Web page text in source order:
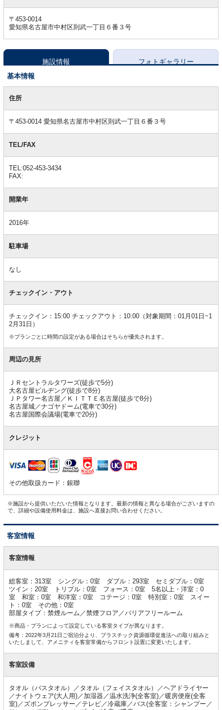
〒453-0014
愛知県名古屋市中村区則武一丁目６番３号
施設情報
フォトギャラリー
基本情報
本住所
〒453-0014 愛知県名古屋市中村区則武一丁目６番３号
TEL/FAX
TEL:052-453-3434
FAX:
開業年
2016年
駐車場
なし
チェックイン・アウト
チェックイン：15:00 チェックアウト：10:00（対象期間：01月01日~1
2月31日）
※プランごとに時間の設定がある場合はそちらが優先されます。
周辺の見所
ＪＲセントラルタワーズ(徒歩で5分)
大名古屋ビルヂング(徒歩で8分)
ＪＰタワー名古屋／ＫＩＴＴＥ名古屋(徒歩で8分)
名古屋城／ナゴヤドーム(電車で30分)
名古屋国際会議場(電車で20分)
クレジット
その他取扱カード：銀聯
※施設から提供いただいた情報となります。最新の情報と異なる場合がございますの
で、詳細や設備使用料金は、施設へ直接お問い合わせください。
客室情報
室客室情報
総客室：313室 シングル：0室 ダブル：293室 セミダブル：0室
ツイン：20室 トリプル：0室 フォース：0室 5名以上・洋室：0
室 和室：0室 和洋室：0室 コテージ：0室 特別室：0室 スイー
ト：0室 その他：0室
部屋タイプ：禁煙ルーム／禁煙フロア／バリアフリールーム
※商品・プランによって設定している客室タイプが異なります。
備考：2022年3月21日ご宿泊分より、プラスチック資源循環促進法への取り組みと
いたしまして、アメニティを客室常備からフロント設置に変更いたします。
客室設備
タオル（バスタオル）／タオル（フェイスタオル）／ヘアドライヤー
／ナイトウェア(大人用)／加湿器／温水洗浄(全客室)／暖房便座(全客
室)／ズボンプレッサー／テレビ／冷蔵庫／バス(全客室：シャンプー／